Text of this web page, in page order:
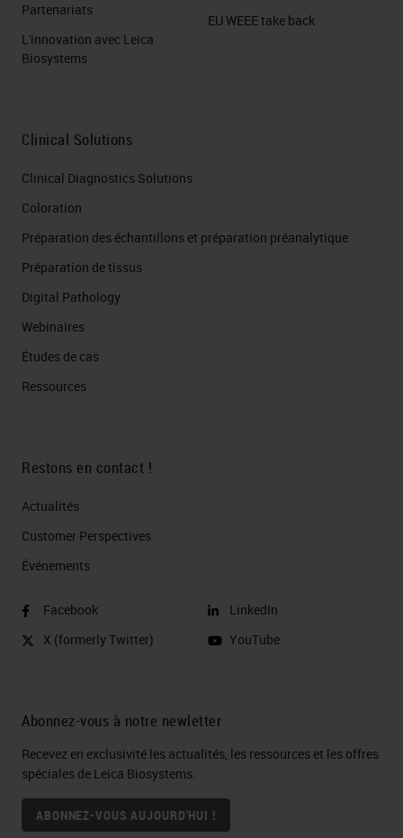
Partenariats
L'innovation avec Leica
Biosystems
EU WEEE take back
Clinical Solutions
Clinical Diagnostics Solutions
Coloration
Préparation des échantillons et préparation préanalytique
Préparation de tissus
Digital Pathology
Webinaires
Études de cas
Ressources
Restons en contact !
Actualités
Customer Perspectives​
Événements
Facebook
X (formerly Twitter)
LinkedIn
YouTube
Abonnez-vous à notre newletter
Recevez en exclusivité les actualités, les ressources et les offres
spéciales de Leica Biosystems.
ABONNEZ-VOUS AUJOURD'HUI !